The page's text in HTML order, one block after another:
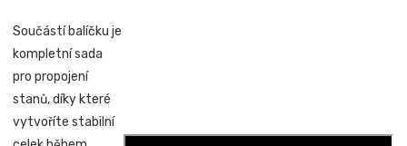
Součástí balíčku je
kompletní sada
pro propojení
stanů, díky které
vytvoříte stabilní